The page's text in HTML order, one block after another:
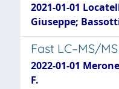
2021-01-01
Giuseppe;
Fast LC–MS/
2022-01-01
F.